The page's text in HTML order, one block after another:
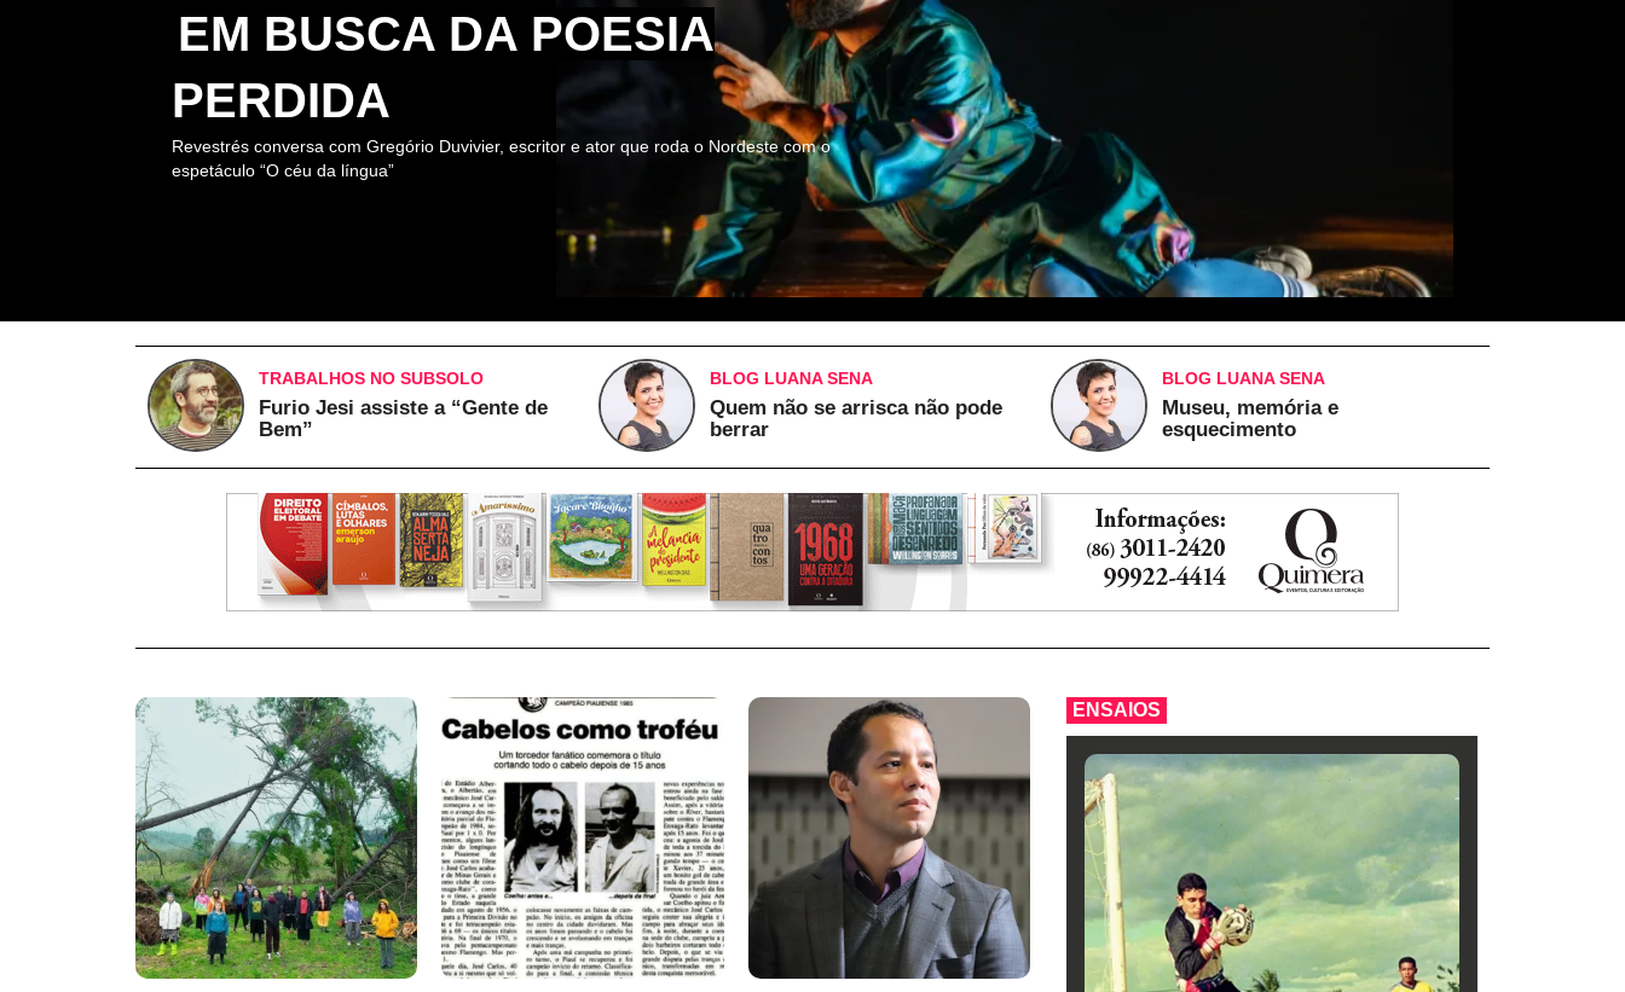
EM BUSCA DA POESIA
PERDIDA
Revestrés conversa com Gregório Duvivier, escritor e ator que roda o Nordeste com o
espetáculo “O céu da língua”
TRABALHOS NO SUBSOLO
Furio Jesi assiste a “Gente de
Bem”
BLOG LUANA SENA
Quem não se arrisca não pode
berrar
BLOG LUANA SENA
Museu, memória e
esquecimento
ENSAIOS